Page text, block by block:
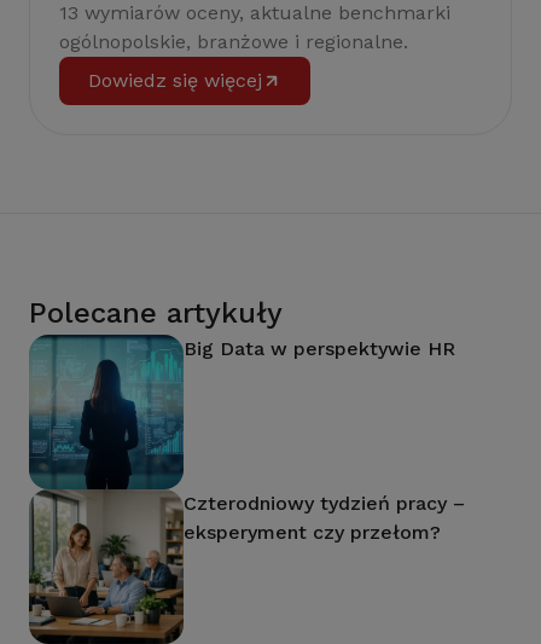
13 wymiarów oceny, aktualne benchmarki
ogólnopolskie, branżowe i regionalne.
Dowiedz się więcej
Polecane artykuły
Big Data w perspektywie HR
Czterodniowy tydzień pracy –
eksperyment czy przełom?